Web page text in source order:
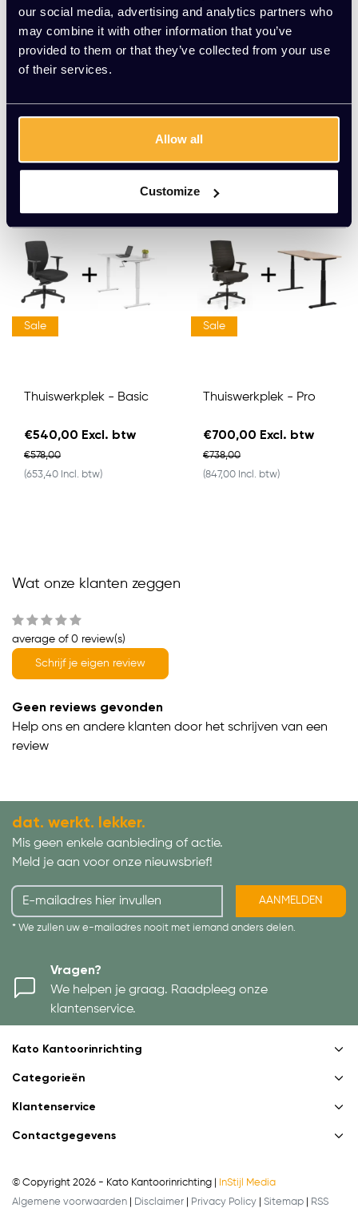
our social media, advertising and analytics partners who
may combine it with other information that you’ve
provided to them or that they’ve collected from your use
of their services.
Allow all
Customize
Vraag jouw persoonlijke aanbieding aan
Gratis montage
Meer dan 20 jaar ervaring
Sale
Thuiswerkplek - Basic
€540,00 Excl. btw
€578,00
(653,40 Incl. btw)
Sale
Thuiswerkplek - Pro
€700,00 Excl. btw
€738,00
(847,00 Incl. btw)
Wat onze klanten zeggen
average of 0 review(s)
Schrijf je eigen review
Geen reviews gevonden
Help ons en andere klanten door het schrijven van een
review
dat. werkt. lekker.
Mis geen enkele aanbieding of actie.
Meld je aan voor onze nieuwsbrief!
AANMELDEN
* We zullen uw e-mailadres nooit met iemand anders delen.
Vragen?
We helpen je graag. Raadpleeg onze
klantenservice.
Kato Kantoorinrichting
Categorieën
Klantenservice
Contactgegevens
© Copyright 2026 - Kato Kantoorinrichting |
InStijl Media
Algemene voorwaarden
Disclaimer Privacy Policy Sitemap RSS